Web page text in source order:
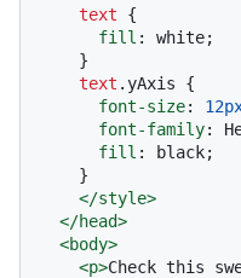
text {
fill : white;
text .yAxis {
font-size:
font-family:
fill : black;
</style>
</head>
<body>
<p>Check this